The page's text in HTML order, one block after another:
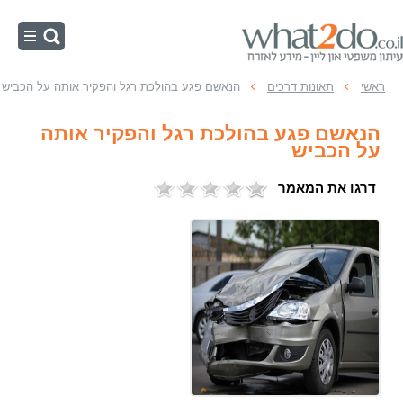
ראשי
מהירות מופרזת
עבירות תנועה
ראשי תאונות דרכים הנאשם פגע בהולכת רגל והפקיר אותה על הכביש
הנאשם פגע בהולכת רגל והפקיר אותה
על הכביש
דרגו את המאמר